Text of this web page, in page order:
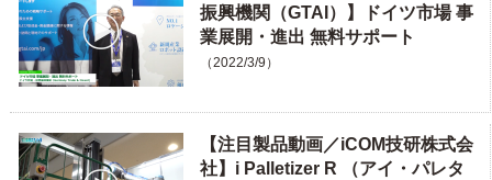
振興機関（GTAI）】ドイツ市場 事
業展開・進出 無料サポート
（2022/3/9）
【注目製品動画／iCOM技研株式会
社】i Palletizer R （アイ・パレタ